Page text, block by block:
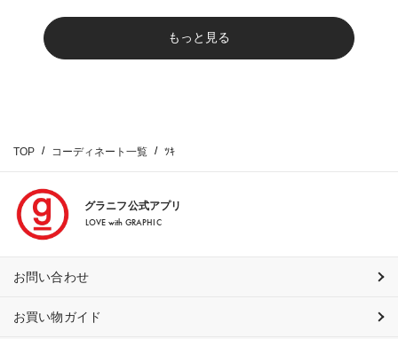
もっと見る
TOP コーディネート一覧 ﾂｷ
グラニフ公式アプリ
LOVE with GRAPHIC
お問い合わせ
お買い物ガイド